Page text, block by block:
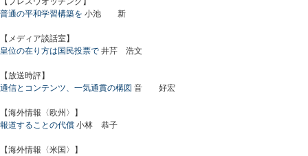
普通の平和学習構築を 小池 新
【メディア談話室】
皇位の在り方は国民投票で 井芹 浩文
【放送時評】
通信とコンテンツ、一気通貫の構図 音 好宏
【海外情報〈欧州〉】
報道することの代償 小林 恭子
【海外情報〈米国〉】